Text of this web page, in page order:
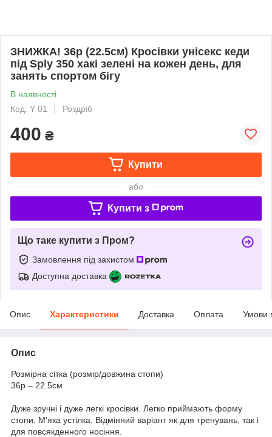
ЗНИЖКА! 36р (22.5см) Кросівки унісекс кеди
під Sply 350 хакі зелені на кожен день, для
занять спортом бігу
В наявності
Код: Y 01
Роздріб
400 ₴
Купити
або
Купити з
Що таке купити з Пром?
Замовлення під захистом
Доступна доставка
Опис Характеристики Доставка Оплата Умови
Опис
Розмірна сітка (розмір/довжина стопи)
36р – 22.5см
Дуже зручні і дуже легкі кросівки. Легко приймають форму
стопи. М'яка устілка. Відмінний варіант як для тренувань, так і
для повсякденного носіння.